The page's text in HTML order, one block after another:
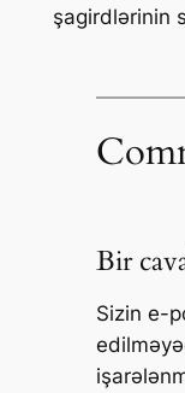
şagirdlərinin
Bir
Sizin e-